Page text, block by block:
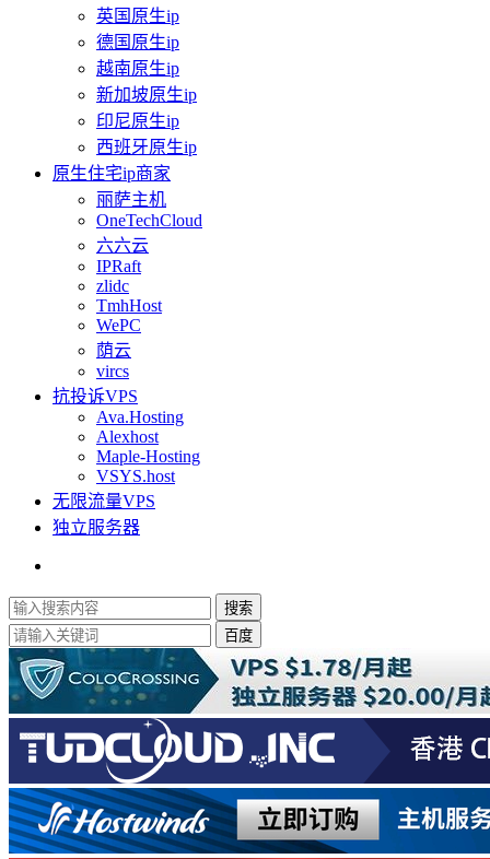
英国原生ip
德国原生ip
越南原生ip
新加坡原生ip
印尼原生ip
西班牙原生ip
原生住宅ip商家
丽萨主机
OneTechCloud
六六云
IPRaft
zlidc
TmhHost
WePC
荫云
vircs
抗投诉VPS
Ava.Hosting
Alexhost
Maple-Hosting
VSYS.host
无限流量VPS
独立服务器